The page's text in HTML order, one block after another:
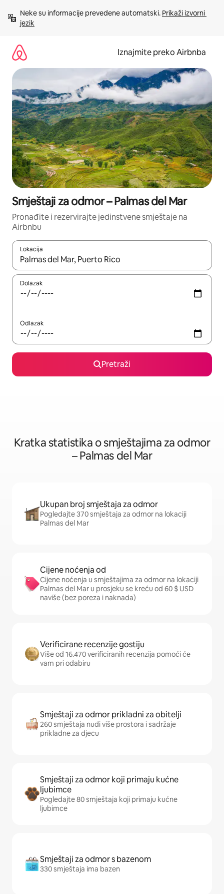
sadržaj
Neke su informacije prevedene automatski. Prikaži izvorni
jezik
Iznajmite preko Airbnba
Smještaji za odmor – Palmas del Mar
Pronađite i rezervirajte jedinstvene smještaje na
Airbnbu
Lokacija
Kada budu dostupni rezultati, moći ćete ih pregledati
Dolazak
Odlazak
Pretraži
Kratka statistika o smještajima za odmor
– Palmas del Mar
Ukupan broj smještaja za odmor
Pogledajte 370 smještaja za odmor na lokaciji
Palmas del Mar
Cijene noćenja od
Cijene noćenja u smještajima za odmor na lokaciji
Palmas del Mar u prosjeku se kreću od 60 $ USD
naviše (bez poreza i naknada)
Verificirane recenzije gostiju
Više od 16.470 verificiranih recenzija pomoći će
vam pri odabiru
Smještaji za odmor prikladni za obitelji
260 smještaja nudi više prostora i sadržaje
prikladne za djecu
Smještaji za odmor koji primaju kućne
ljubimce
Pogledajte 80 smještaja koji primaju kućne
ljubimce
Smještaji za odmor s bazenom
330 smještaja ima bazen